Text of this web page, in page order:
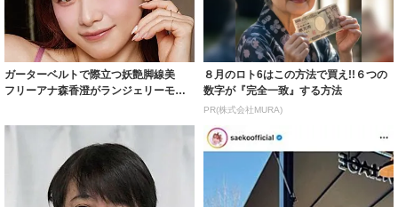
ガーターベルトで際立つ妖艶脚線美
フリーアナ森香澄がランジェリーモデ
８月のロト6はこの方法で買え!!６つの
数字が『完全一致』する方法
PR(株式会社MURA)